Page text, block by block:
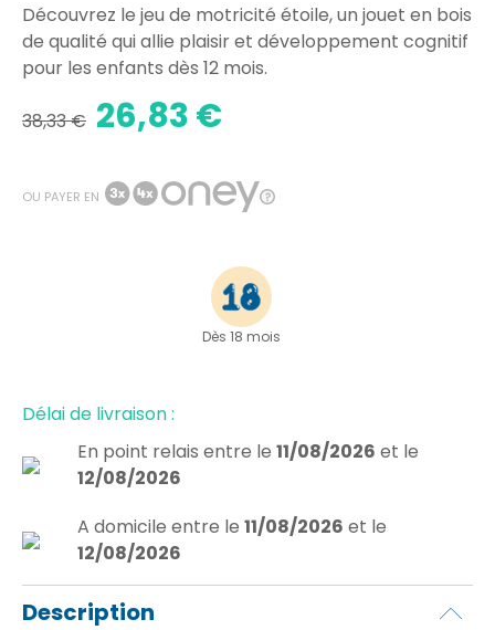
Découvrez le jeu de motricité étoile, un jouet en bois
de qualité qui allie plaisir et développement cognitif
pour les enfants dès 12 mois.
38,33 € 26,83 €
OU PAYER EN
Dès 18 mois
Délai de livraison :
En point relais entre le 11/08/2026 et le
12/08/2026
A domicile entre le 11/08/2026 et le
12/08/2026
Description